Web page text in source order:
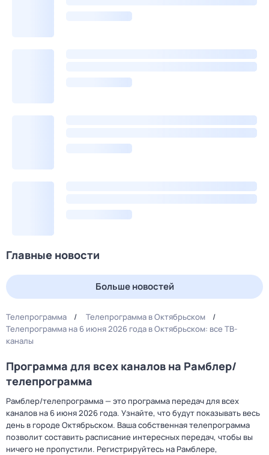
Главные новости
Больше новостей
Телепрограмма
Телепрограмма в Октябрьском
Телепрограмма на 6 июня 2026 года в Октябрьском: все ТВ-
каналы
Программа для всех каналов на Рамблер/
телепрограмма
Рамблер/телепрограмма — это программа передач для всех
каналов на 6 июня 2026 года. Узнайте, что будут показывать весь
день в городе Октябрьском. Ваша собственная телепрограмма
позволит составить расписание интересных передач, чтобы вы
ничего не пропустили. Регистрируйтесь на Рамблере,